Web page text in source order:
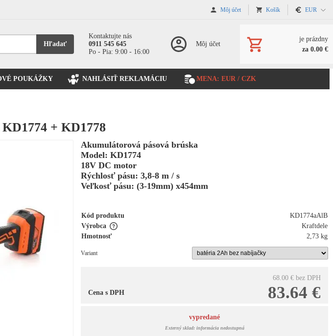
Môj účet Košík EUR
Hľadať
Kontaktujte nás
0911 545 645
Po - Pia: 9:00 - 16:00
Môj účet
je prázdny
za 0.00 €
POUKÁŽKY NAHLÁSIŤ REKLAMÁCIU MENA: EUR / CZK
+ KD1778
Akumulátorová pásová brúska
Model: KD1774
18V DC motor
Rýchlosť pásu: 3,8-8 m / s
Veľkosť pásu: (3-19mm) x454mm
Kód produktu
KD1774aAlB
Výrobca
Kraftdele
Hmotnosť
2,73 kg
Variant
68.00 € bez DPH
83.64 €
Cena s DPH
vypredané
Externý sklad: informácia nedostupná